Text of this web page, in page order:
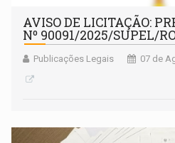
AVISO DE LICITAÇÃO:
Nº 90091/2025/SUPEL/
Publicações Legais 07 de